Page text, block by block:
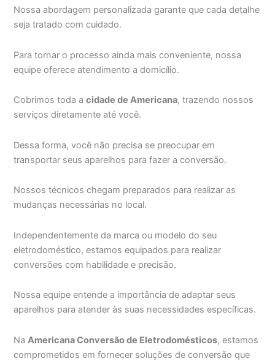
Nossa abordagem personalizada garante que cada detalhe
seja tratado com cuidado.
Para tornar o processo ainda mais conveniente, nossa
equipe oferece atendimento a domicílio.
Cobrimos toda acidade de Americana, trazendo nossos
serviços diretamente até você.
Dessa forma, você não precisa se preocupar em
transportar seus aparelhos para fazer a conversão.
Nossos técnicos chegam preparados para realizar as
mudanças necessárias no local.
Independentemente da marca ou modelo do seu
eletrodoméstico, estamos equipados para realizar
conversões com habilidade e precisão.
Nossa equipe entende a importância de adaptar seus
aparelhos para atender às suas necessidades específicas.
NaAmericana Conversão de Eletrodomésticos, estamos
comprometidos em fornecer soluções de conversão que